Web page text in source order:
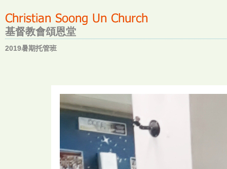
基督教會頌恩堂
2019暑期托管班